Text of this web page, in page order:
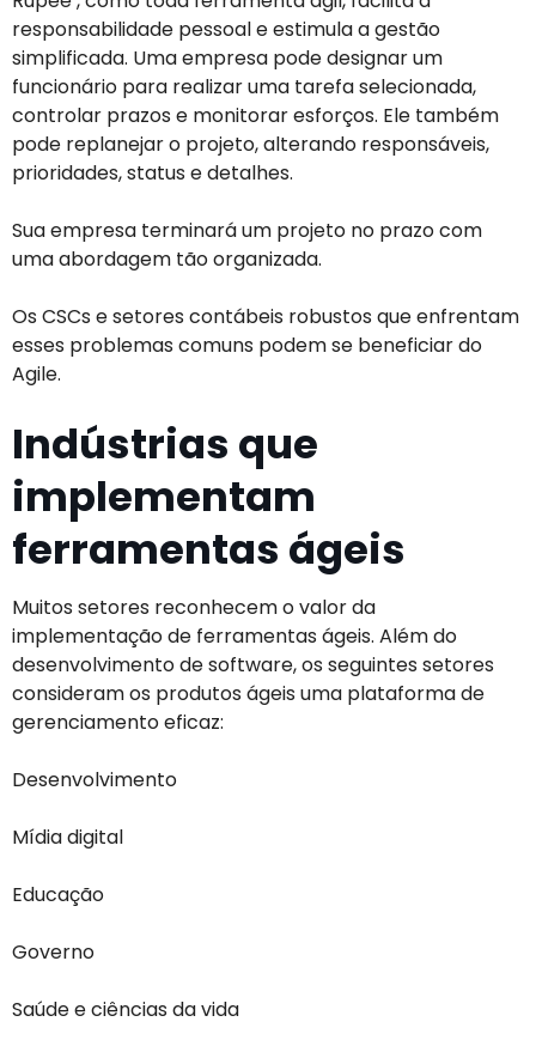
responsabilidade pessoal e estimula a gestão
simplificada. Uma empresa pode designar um
funcionário para realizar uma tarefa selecionada,
controlar prazos e monitorar esforços. Ele também
pode replanejar o projeto, alterando responsáveis,
prioridades, status e detalhes.
Sua empresa terminará um projeto no prazo com
uma abordagem tão organizada.
Os CSCs e setores contábeis robustos que enfrentam
esses problemas comuns podem se beneficiar do
Agile.
Indústrias que
implementam
ferramentas ágeis
Muitos setores reconhecem o valor da
implementação de ferramentas ágeis. Além do
desenvolvimento de software, os seguintes setores
consideram os produtos ágeis uma plataforma de
gerenciamento eficaz:
Desenvolvimento
Mídia digital
Educação
Governo
Saúde e ciências da vida